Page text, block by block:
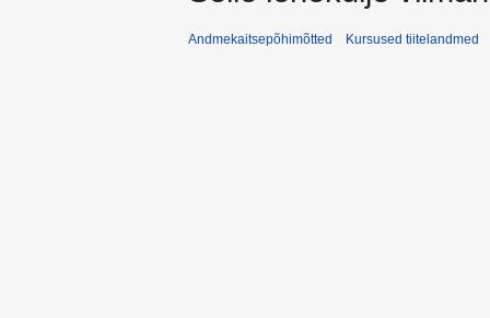
Andmekaitsepõhimõtted Kursused tiitelandmed